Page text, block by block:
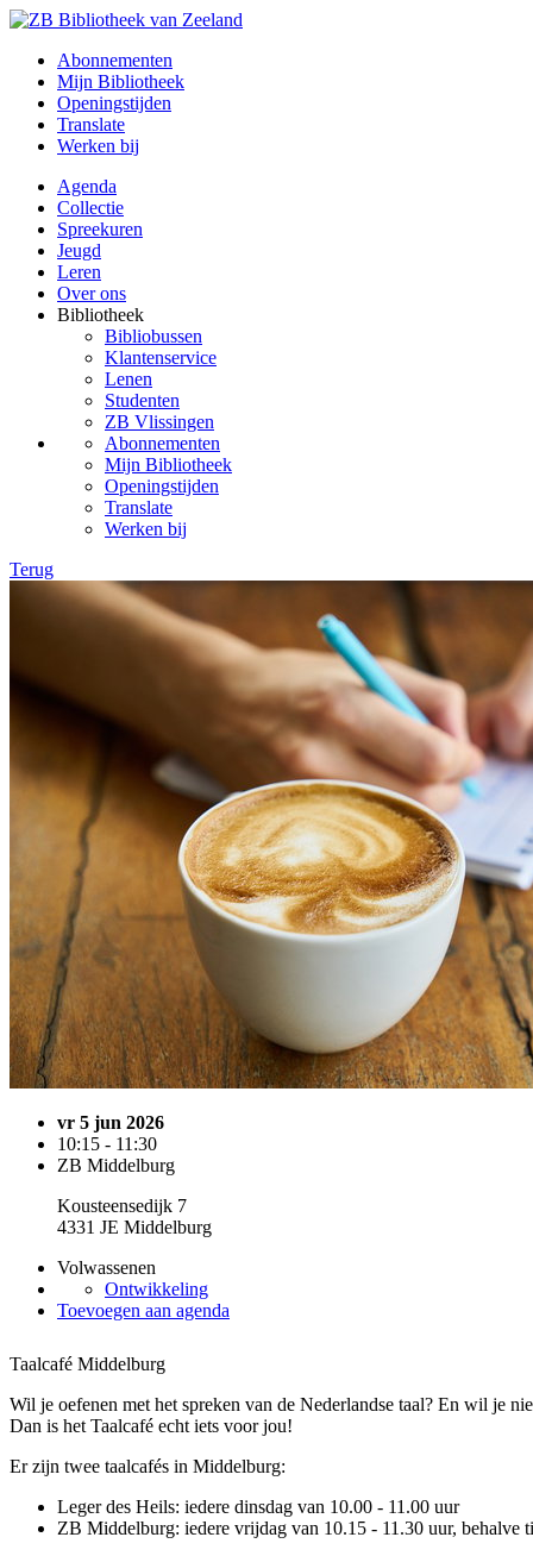
Abonnementen
Mijn Bibliotheek
Openingstijden
Translate
Werken bij
Agenda
Collectie
Spreekuren
Jeugd
Leren
Over ons
Bibliotheek
Bibliobussen
Klantenservice
Lenen
Studenten
ZB Vlissingen
Abonnementen
Mijn Bibliotheek
Openingstijden
Translate
Werken bij
Terug
vr 5 jun 2026
10:15 - 11:30
ZB Middelburg
Kousteensedijk 7
4331 JE Middelburg
Volwassenen
Ontwikkeling
Toevoegen aan agenda
Taalcafé Middelburg
Wil je oefenen met het spreken van de Nederlandse taal? En wil je
Dan is het Taalcafé echt iets voor jou!
Er zijn twee taalcafés in Middelburg:
Leger des Heils: iedere dinsdag van 10.00 - 11.00 uur
ZB Middelburg: iedere vrijdag van 10.15 - 11.30 uur, behalve